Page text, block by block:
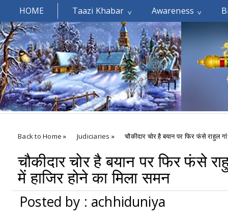
HOME Taazi Khabar Awareness
Welcomes You.....
Back to Home » Judiciaries » चौकीदार चोर है बयान पर फिर फंसे राहुल
चौकीदार चोर है बयान पर फिर फंसे
में हाजिर होने का मिला समन
Posted by : achhiduniya